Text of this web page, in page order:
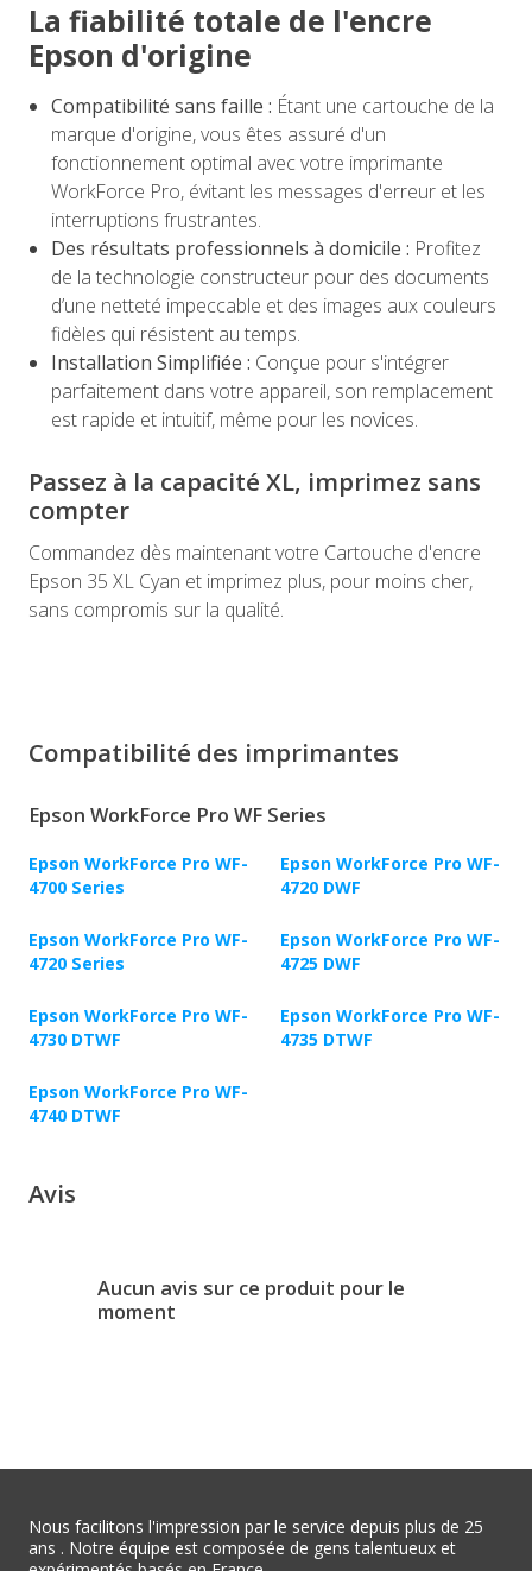
La fiabilité totale de l'encre
Epson d'origine
Compatibilité sans faille : Étant une cartouche de la
marque d'origine, vous êtes assuré d'un
fonctionnement optimal avec votre imprimante
WorkForce Pro, évitant les messages d'erreur et les
interruptions frustrantes.
Des résultats professionnels à domicile : Profitez
de la technologie constructeur pour des documents
d’une netteté impeccable et des images aux couleurs
fidèles qui résistent au temps.
Installation Simplifiée : Conçue pour s'intégrer
parfaitement dans votre appareil, son remplacement
est rapide et intuitif, même pour les novices.
Passez à la capacité XL, imprimez sans
compter
Commandez dès maintenant votre Cartouche d'encre
Epson 35 XL Cyan et imprimez plus, pour moins cher,
sans compromis sur la qualité.
Compatibilité des imprimantes
Epson WorkForce Pro WF Series
Epson WorkForce Pro WF-
4700 Series
Epson WorkForce Pro WF-
4720 DWF
Epson WorkForce Pro WF-
4720 Series
Epson WorkForce Pro WF-
4725 DWF
Epson WorkForce Pro WF-
4730 DTWF
Epson WorkForce Pro WF-
4735 DTWF
Epson WorkForce Pro WF-
4740 DTWF
Avis
Aucun avis sur ce produit pour le
moment
Nous facilitons l'impression par le service depuis plus de 25
ans . Notre équipe est composée de gens talentueux et